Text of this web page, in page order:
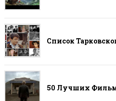
Список
50 Лучших